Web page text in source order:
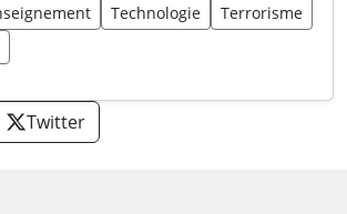
Technologie
Terrorisme
Twitter